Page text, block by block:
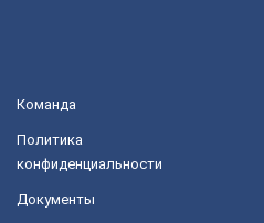
Команда
Политика
конфиденциальности
Документы